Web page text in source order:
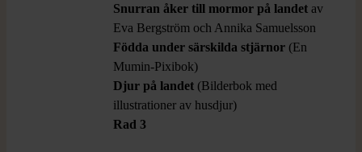
Snurran åker till mormor på landet av
Eva Bergström och Annika Samuelsson
Födda under särskilda stjärnor (En
Mumin-Pixibok)
Djur på landet (Bilderbok med
illustrationer av husdjur)
Rad 3